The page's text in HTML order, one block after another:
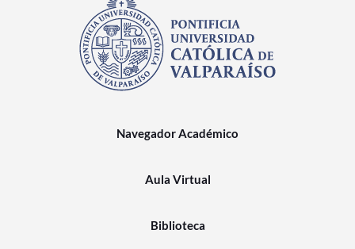
Navegador Académico
Aula Virtual
Biblioteca